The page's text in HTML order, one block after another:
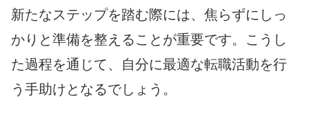
新たなステップを踏む際には、焦らずにしっ
かりと準備を整えることが重要です。こうし
た過程を通じて、自分に最適な転職活動を行
う手助けとなるでしょう。